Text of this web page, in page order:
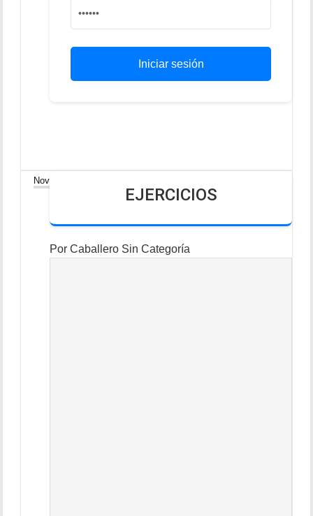
Iniciar sesión
Nov
EJERCICIOS
Por Caballero Sin Categoría